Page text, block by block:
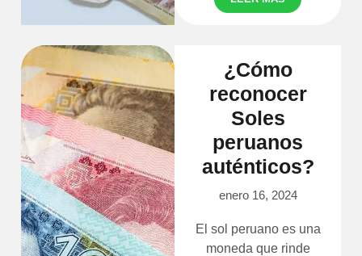
¿Cómo
reconocer
Soles
peruanos
auténticos?
enero 16, 2024
El sol peruano es una
moneda que rinde